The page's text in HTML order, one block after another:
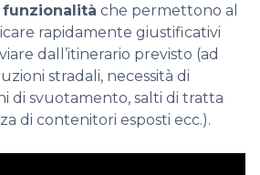
che permettono al
rapidamente giustificativi
dall’itinerario previsto (ad
stradali, necessità di
di svuotamento, salti di tratta
di contenitori esposti ecc.).